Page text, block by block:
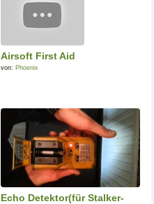
Airsoft First Aid
von: Phoenix
Echo Detektor(für Stalker-